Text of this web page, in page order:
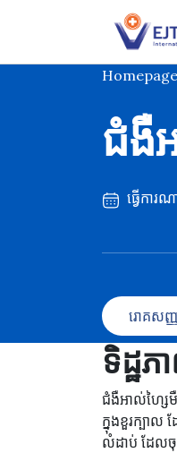
Homepage
ជំងឺ
ធ្វើការ
រោគសញ្
ទិដ្ឋភ
ជំងឺអាល់ហ្សៃមឺ
ក្នុងខួរក្បា
លំដាប់ ដែលចុ